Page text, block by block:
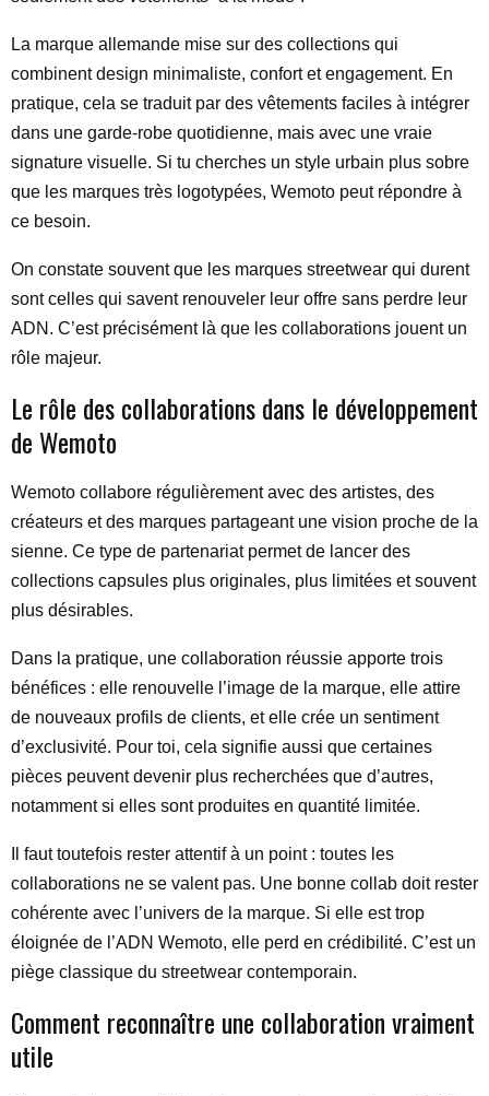
La marque allemande mise sur des collections qui
combinent design minimaliste, confort et engagement. En
pratique, cela se traduit par des vêtements faciles à intégrer
dans une garde-robe quotidienne, mais avec une vraie
signature visuelle. Si tu cherches un style urbain plus sobre
que les marques très logotypées, Wemoto peut répondre à
ce besoin.
On constate souvent que les marques streetwear qui durent
sont celles qui savent renouveler leur offre sans perdre leur
ADN. C’est précisément là que les collaborations jouent un
rôle majeur.
Le rôle des collaborations dans le développement
de Wemoto
Wemoto collabore régulièrement avec des artistes, des
créateurs et des marques partageant une vision proche de la
sienne. Ce type de partenariat permet de lancer des
collections capsules plus originales, plus limitées et souvent
plus désirables.
Dans la pratique, une collaboration réussie apporte trois
bénéfices : elle renouvelle l’image de la marque, elle attire
de nouveaux profils de clients, et elle crée un sentiment
d’exclusivité. Pour toi, cela signifie aussi que certaines
pièces peuvent devenir plus recherchées que d’autres,
notamment si elles sont produites en quantité limitée.
Il faut toutefois rester attentif à un point : toutes les
collaborations ne se valent pas. Une bonne collab doit rester
cohérente avec l’univers de la marque. Si elle est trop
éloignée de l’ADN Wemoto, elle perd en crédibilité. C’est un
piège classique du streetwear contemporain.
Comment reconnaître une collaboration vraiment
utile